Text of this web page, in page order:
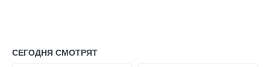
СЕГОДНЯ СМОТРЯТ